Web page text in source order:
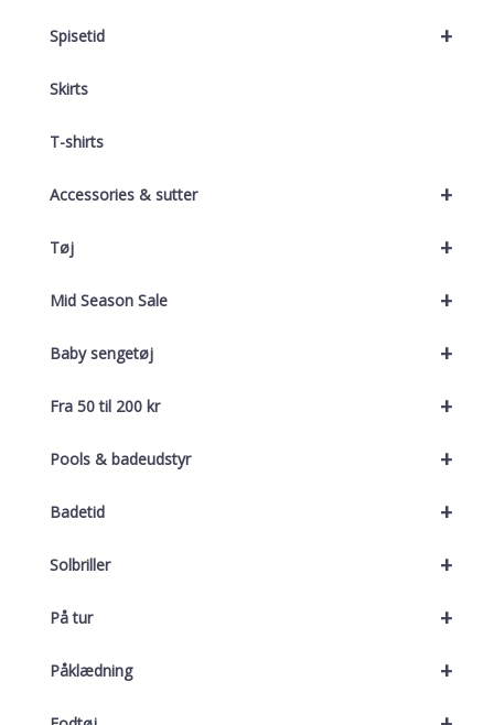
+
Spisetid
Skirts
T-shirts
+
Accessories & sutter
+
Tøj
+
Mid Season Sale
+
Baby sengetøj
+
Fra 50 til 200 kr
+
Pools & badeudstyr
+
Badetid
+
Solbriller
+
På tur
+
Påklædning